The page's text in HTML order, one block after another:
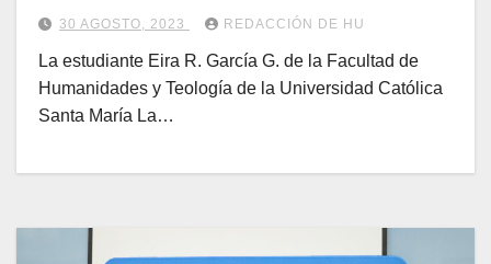
30 AGOSTO, 2023 REDACCIÓN DE HU
La estudiante Eira R. García G. de la Facultad de
Humanidades y Teología de la Universidad Católica
Santa María La…